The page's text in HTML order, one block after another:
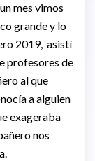
mes vimos
grande y lo
2019, asistí
profesores de
al que
a alguien
exageraba
nos